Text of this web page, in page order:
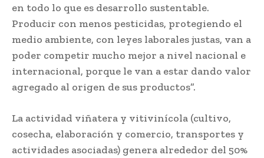
en todo lo que es desarrollo sustentable.
Producir con menos pesticidas, protegiendo el
medio ambiente, con leyes laborales justas, van a
poder competir mucho mejor a nivel nacional e
internacional, porque le van a estar dando valor
agregado al origen de sus productos”.
La actividad viñatera y vitivinícola (cultivo,
cosecha, elaboración y comercio, transportes y
actividades asociadas) genera alrededor del 50%